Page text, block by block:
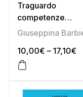
Traguardo
competenze
matematica 3
Giuseppina
10,00€ – 17,10€